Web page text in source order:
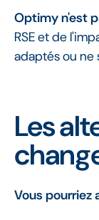
Optimy n'est
RSE et de
adaptés ou ne
Les
Vous pourriez